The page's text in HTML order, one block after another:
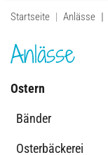
Startseite Anlässe
Anlässe
Ostern
Bänder
Osterbäckerei